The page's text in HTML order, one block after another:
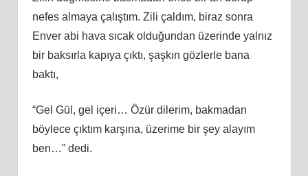
nefes almaya çalıştım. Zili çaldım, biraz sonra
Enver abi hava sıcak olduğundan üzerinde yalnız
bir baksırla kapıya çıktı, şaşkın gözlerle bana
baktı,
“Gel Gül, gel içeri… Özür dilerim, bakmadan
böylece çıktım karşına, üzerime bir şey alayım
ben…” dedi.